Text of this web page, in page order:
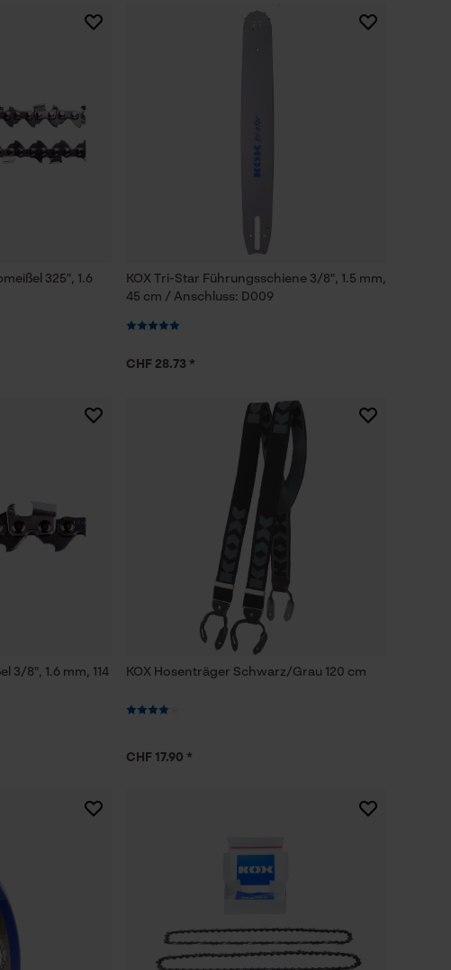
325", 1.6
KOX Tri-Star Führungsschiene 3/8", 1.5 mm,
45 cm / Anschluss: D009
CHF 28.73 *
3/8", 1.6 mm, 114
KOX Hosenträger Schwarz/Grau 120 cm
CHF 17.90 *